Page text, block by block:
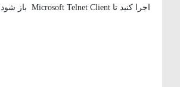
اجرا کنید تا Microsoft Telnet Client باز شود.